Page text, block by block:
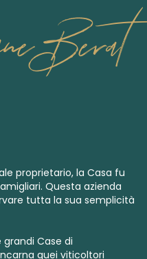
Berat
proprietario, la Casa fu
Questa azienda
tutta la sua semplicità
grandi Case di
quei viticoltori